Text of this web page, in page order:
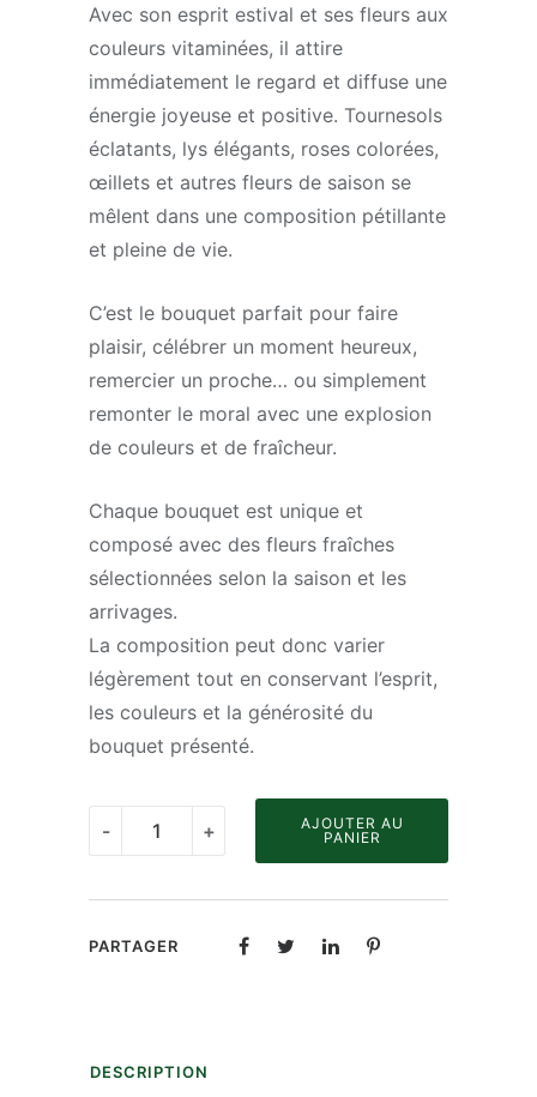
Avec son esprit estival et ses fleurs aux
couleurs vitaminées, il attire
immédiatement le regard et diffuse une
énergie joyeuse et positive. Tournesols
éclatants, lys élégants, roses colorées,
œillets et autres fleurs de saison se
mêlent dans une composition pétillante
et pleine de vie.
C’est le bouquet parfait pour faire
plaisir, célébrer un moment heureux,
remercier un proche… ou simplement
remonter le moral avec une explosion
de couleurs et de fraîcheur.
Chaque bouquet est unique et
composé avec des fleurs fraîches
sélectionnées selon la saison et les
arrivages.
La composition peut donc varier
légèrement tout en conservant l’esprit,
les couleurs et la générosité du
bouquet présenté.
-
quantité
vibes
+
AJOUTER AU
PANIER
PARTAGER
DESCRIPTION